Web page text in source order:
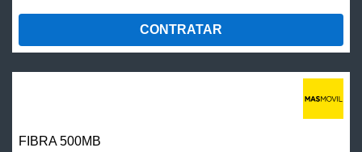
CONTRATAR
FIBRA500MB